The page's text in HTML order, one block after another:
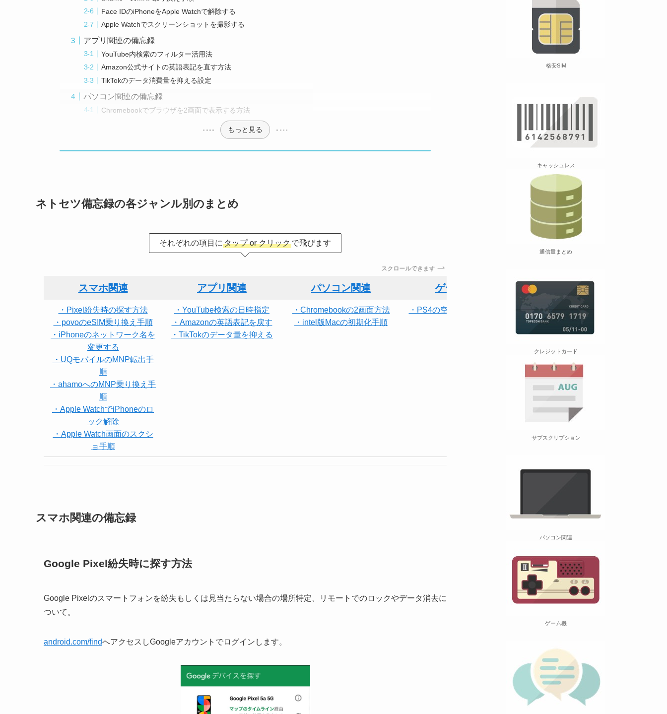
Face IDのiPhoneをApple Watchで解除する
Apple Watchでスクリーンショットを撮影する
アプリ関連の備忘録
YouTube内検索のフィルター活用法
Amazon公式サイトの英語表記を直す方法
TikTokのデータ消費量を抑える設定
パソコン関連の備忘録
Chromebookでブラウザを2画面で表示する方法
もっと見る
ネトセツ備忘録の各ジャンル別のまとめ
それぞれの項目にタップ or クリックで飛びます
スクロールできます
スマホ関連 アプリ関連 パソコン関連 ゲーム関連
・Pixel紛失時の探す方法
・povoのeSIM乗り換え手順
・iPhoneのネットワーク名を
変更する
・UQモバイルのMNP転出手
順
・ahamoへのMNP乗り換え手
順
・Apple WatchでiPhoneのロ
ック解除
・Apple Watch画面のスクシ
ョ手順
・YouTube検索の日時指定
・Amazonの英語表記を戻す
・TikTokのデータ量を抑える
・Chromebookの2画面方法
・intel版Macの初期化手順
・PS4の空き容量を確保する
スマホ関連の備忘録
Google Pixel紛失時に探す方法
Google Pixelのスマートフォンを紛失もしくは見当たらない場合の場所特定、リモートでのロックやデータ消去に
ついて。
android.com/findへアクセスしGoogleアカウントでログインします。
格安SIM
キャッシュレス
通信量まとめ
クレジットカード
サブスクリプション
パソコン関連
ゲーム機